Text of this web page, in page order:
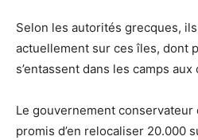
Selon les autorités grecques,
actuellement sur ces îles, dont
s’entassent dans les camps
Le gouvernement conservateur
promis d’en relocaliser 20.000